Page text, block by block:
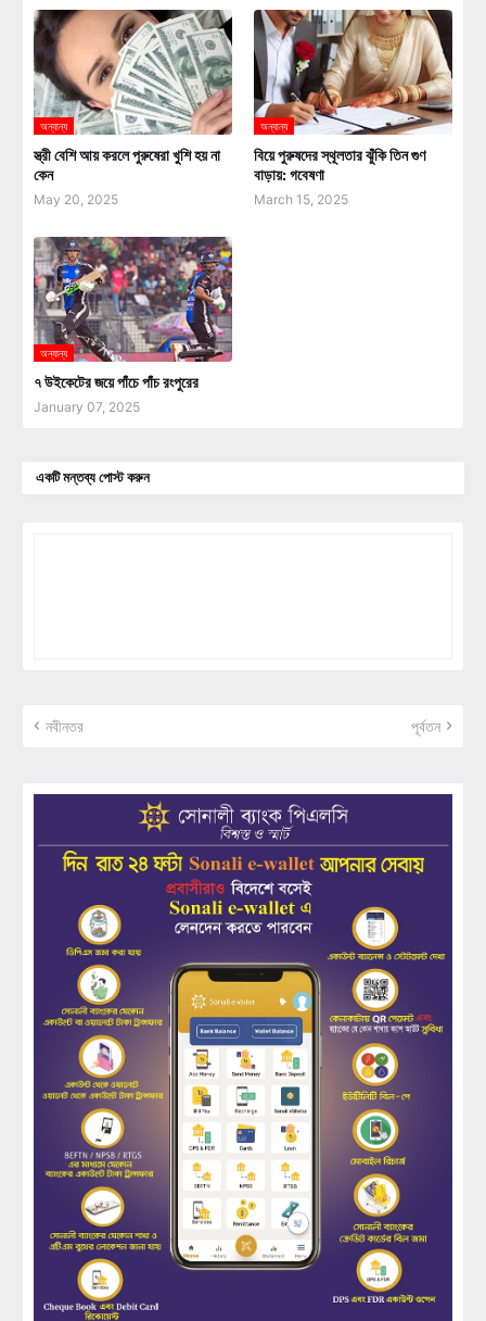
অন্যান্য
স্ত্রী বেশি আয় করলে পুরুষেরা খুশি হয় না
কেন
May 20, 2025
অন্যান্য
বিয়ে পুরুষদের স্থূলতার ঝুঁকি তিন গুণ
বাড়ায়: গবেষণা
March 15, 2025
অন্যান্য
৭ উইকেটের জয়ে পাঁচে পাঁচ রংপুরের
January 07, 2025
একটি মন্তব্য পোস্ট করুন
নবীনতর পূর্বতন